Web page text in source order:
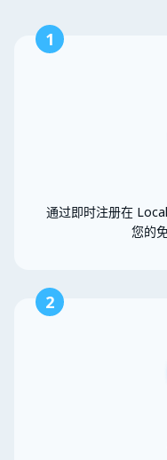
1
通过即时注册在
您的
2